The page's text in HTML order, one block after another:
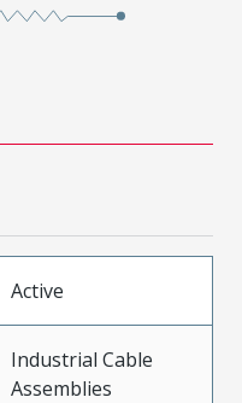
Active
Industrial Cable
Assemblies